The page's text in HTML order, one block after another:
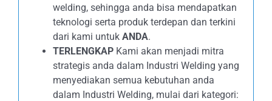
welding, sehingga anda bisa mendapatkan
teknologi serta produk terdepan dan terkini
dari kami untuk ANDA.
TERLENGKAPKami akan menjadi mitra
strategis anda dalam Industri Welding yang
menyediakan semua kebutuhan anda
dalam Industri Welding, mulai dari kategori: